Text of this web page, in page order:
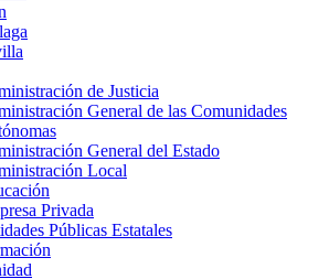
de Justicia
General de las Comunidades
General del Estado
Local
Privada
Públicas Estatales